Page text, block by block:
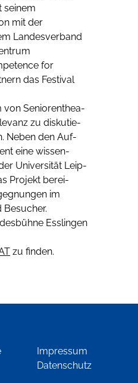
seinem
mit der
Landesverband
for
das Festival
von Senio­ren­thea­
zu dis­ku­tie­
Neben den Auf­
eine wis­sen­
Uni­ver­si­tät Leip­
Pro­jekt berei­
im
Esslingen
zu finden.
Impressum
Datenschutz